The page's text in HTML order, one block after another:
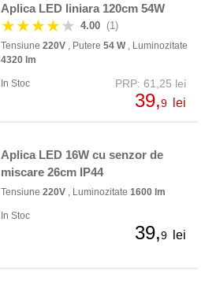
Aplica LED liniara 120cm 54W
★★★★★ 4.00 (1)
Tensiune 220V , Putere 54 W, Luminozitate
4320 lm
In Stoc PRP: 61,25 lei
39,9 lei
Aplica LED 16W cu senzor de
miscare 26cm IP44
Tensiune 220V , Luminozitate 1600 lm
In Stoc
39,9 lei